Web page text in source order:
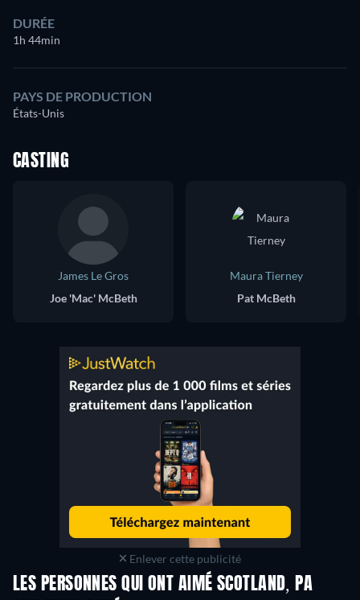
DURÉE
1h 44min
PAYS DE PRODUCTION
États-Unis
CASTING
James Le Gros
Joe 'Mac' McBeth
Maura Tierney
Pat McBeth
Enlever cette publicité
LES PERSONNES QUI ONT AIMÉ SCOTLAND, PA